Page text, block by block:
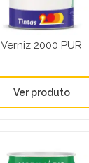
Verniz 2000 PUR